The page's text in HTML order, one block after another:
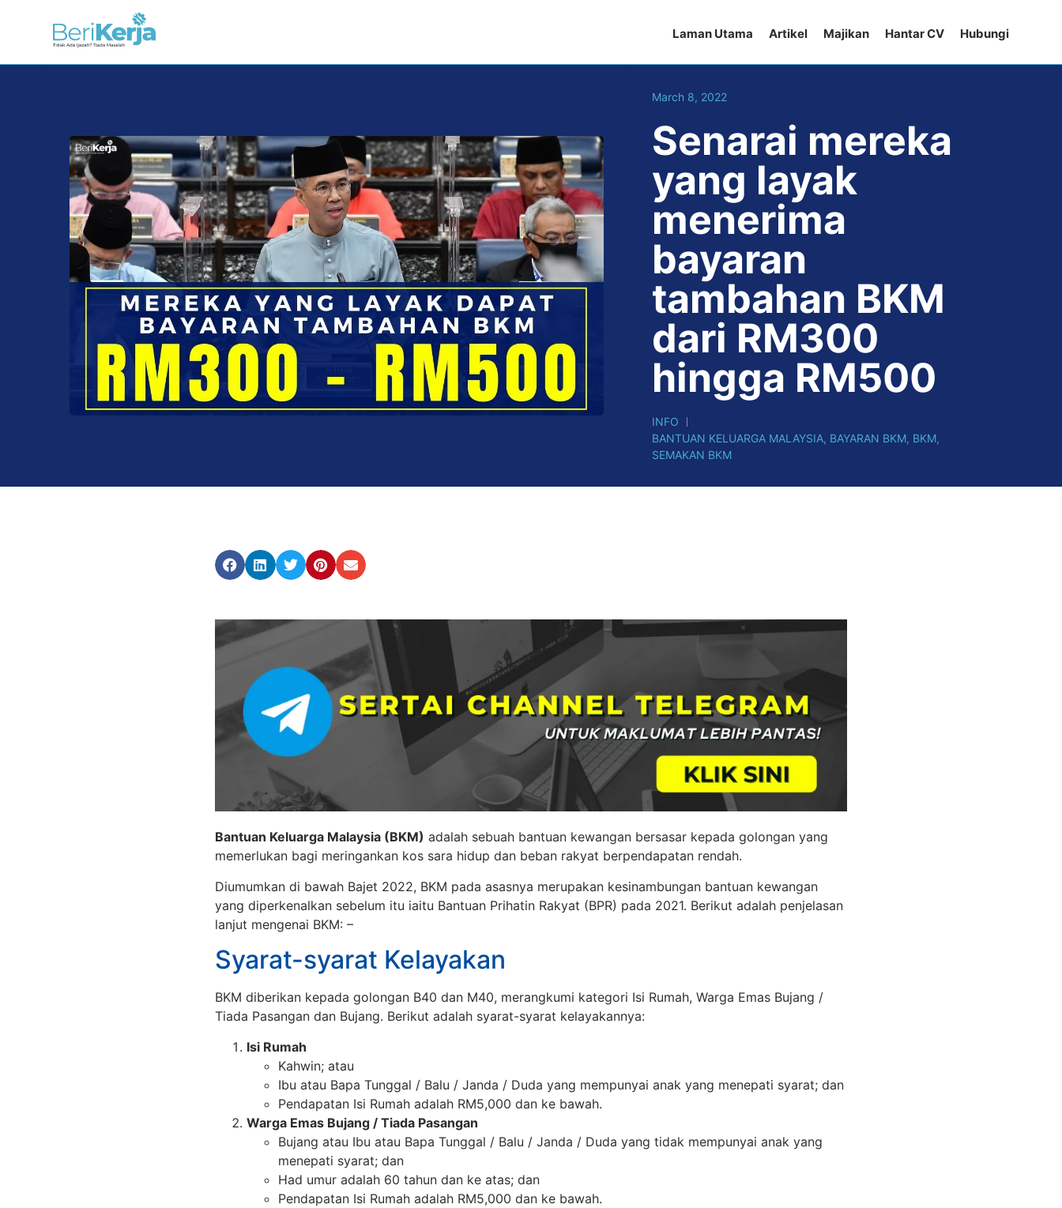
Laman Utama Artikel Majikan Hantar CV Hubungi
March 8, 2022
Senarai mereka
yang layak
menerima
bayaran
tambahan BKM
dari RM300
hingga RM500
INFO
BANTUAN KELUARGA MALAYSIA, BAYARAN BKM, BKM,
SEMAKAN BKM
Bantuan Keluarga Malaysia (BKM) adalah sebuah bantuan kewangan bersasar kepada golongan yang
memerlukan bagi meringankan kos sara hidup dan beban rakyat berpendapatan rendah.
Diumumkan di bawah Bajet 2022, BKM pada asasnya merupakan kesinambungan bantuan kewangan
yang diperkenalkan sebelum itu iaitu Bantuan Prihatin Rakyat (BPR) pada 2021. Berikut adalah penjelasan
lanjut mengenai BKM: –
Syarat-syarat Kelayakan
BKM diberikan kepada golongan B40 dan M40, merangkumi kategori Isi Rumah, Warga Emas Bujang /
Tiada Pasangan dan Bujang. Berikut adalah syarat-syarat kelayakannya:
Isi Rumah
Kahwin; atau
Ibu atau Bapa Tunggal / Balu / Janda / Duda yang mempunyai anak yang menepati syarat; dan
Pendapatan Isi Rumah adalah RM5,000 dan ke bawah.
Warga Emas Bujang / Tiada Pasangan
Bujang atau Ibu atau Bapa Tunggal / Balu / Janda / Duda yang tidak mempunyai anak yang
menepati syarat; dan
Had umur adalah 60 tahun dan ke atas; dan
Pendapatan Isi Rumah adalah RM5,000 dan ke bawah.